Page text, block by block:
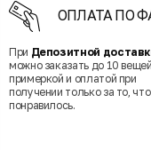
ОПЛАТА ПО
При Депозитной
можно заказать до 10
примеркой и оплатой при
получении только за то, что
понравилось.